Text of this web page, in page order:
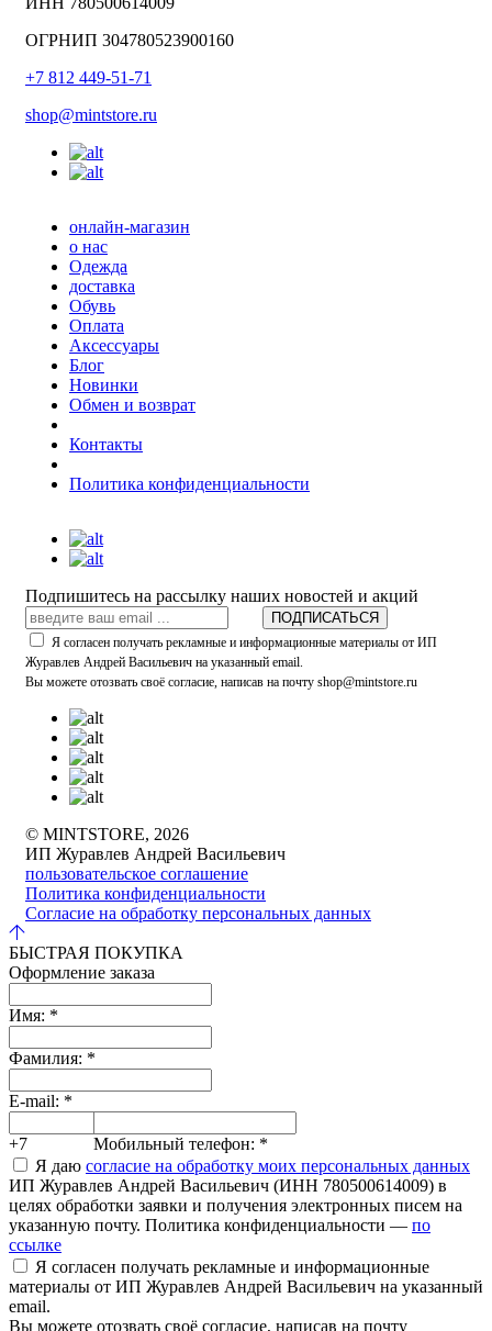
ОГРНИП 304780523900160
+7 812 449-51-71
shop@mintstore.ru
онлайн-магазин
о нас
Одежда
доставка
Обувь
Оплата
Аксессуары
Блог
Новинки
Обмен и возврат
Контакты
Политика конфиденциальности
Подпишитесь на рассылку наших новостей и акций
ПОДПИСАТЬСЯ
Я согласен получать рекламные и информационные материалы от ИП
Журавлев Андрей Васильевич на указанный email.
Вы можете отозвать своё согласие, написав на почту shop@mintstore.ru
© MINTSTORE, 2026
ИП Журавлев Андрей Васильевич
пользовательское соглашение
Политика конфиденциальности
Согласие на обработку персональных данных
БЫСТРАЯ ПОКУПКА
Оформление заказа
Имя: *
Фамилия: *
E-mail: *
+7 Мобильный телефон: *
Я даю согласие на обработку моих персональных данных
ИП Журавлев Андрей Васильевич (ИНН 780500614009) в
целях обработки заявки и получения электронных писем на
указанную почту. Политика конфиденциальности — по
ссылке
Я согласен получать рекламные и информационные
материалы от ИП Журавлев Андрей Васильевич на указанный
email.
Вы можете отозвать своё согласие, написав на почту